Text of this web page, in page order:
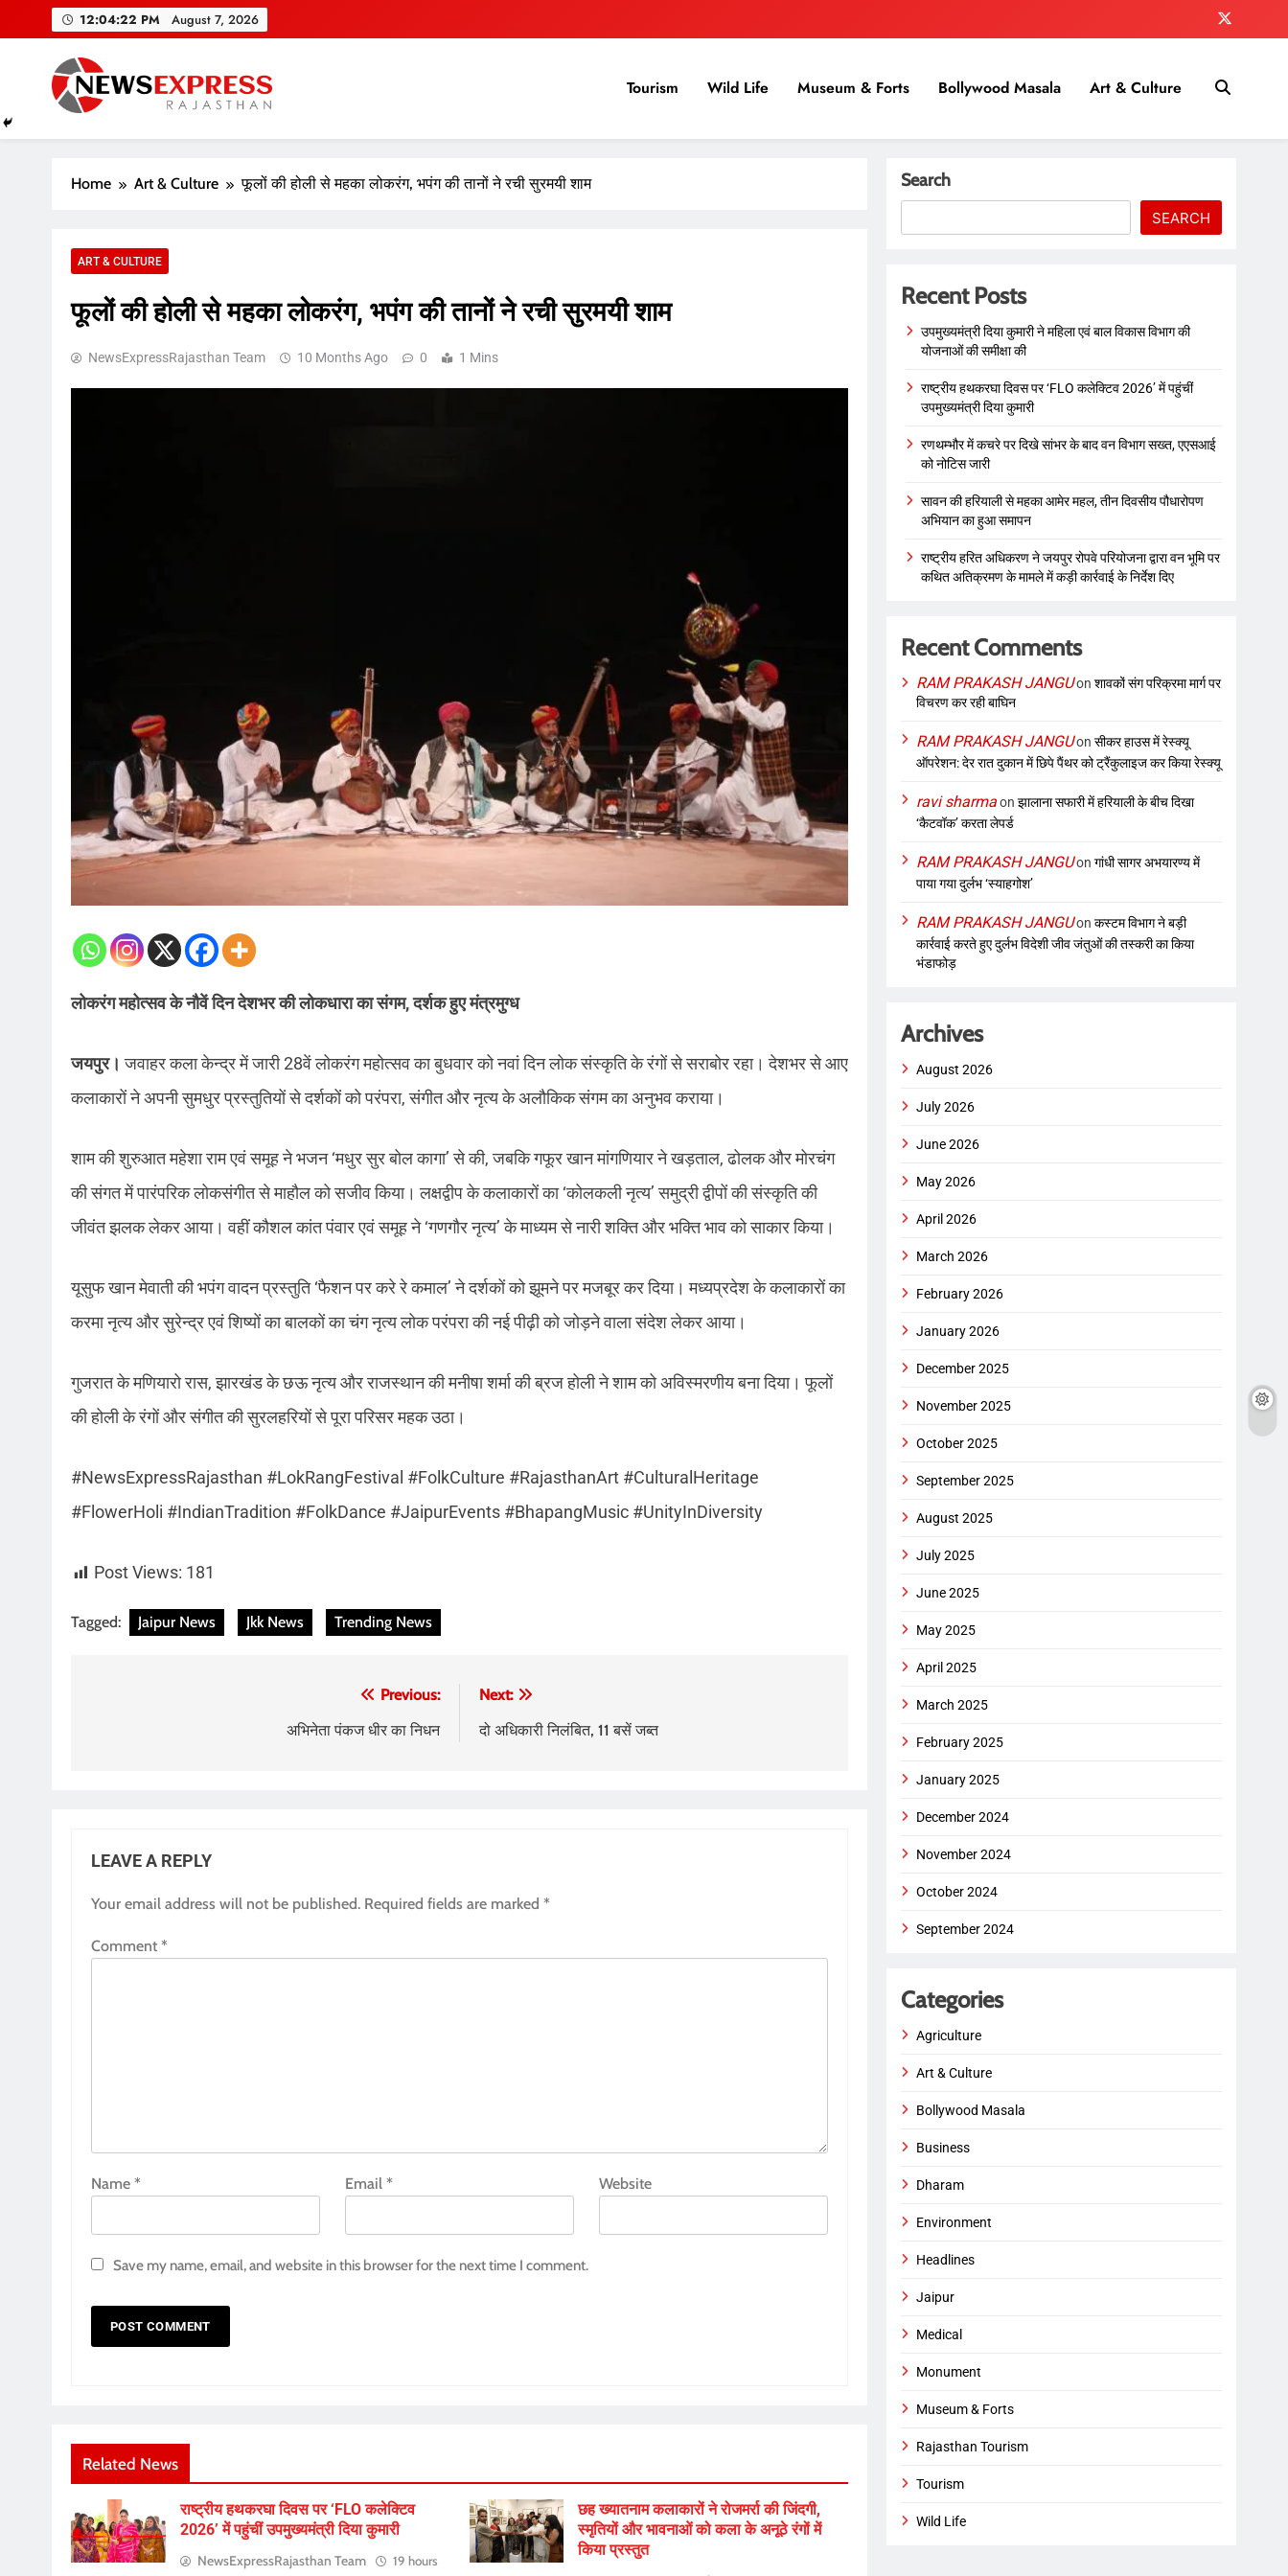
12:04:23 PM August 7, 2026
Tourism Wild Life Museum & Forts Bollywood Masala Art & Culture
Home Art & Culture फूलों की होली से महका लोकरंग, भपंग की तानों ने रची सुरमयी शाम
ART & CULTURE
फूलों की होली से महका लोकरंग, भपंग की तानों ने रची सुरमयी शाम
NewsExpressRajasthan Team 10 Months Ago 0 1 Mins
लोकरंग महोत्सव के नौवें दिन देशभर की लोकधारा का संगम, दर्शक हुए मंत्रमुग्ध
जयपुर। जवाहर कला केन्द्र में जारी 28वें लोकरंग महोत्सव का बुधवार को नवां दिन लोक संस्कृति के रंगों से सराबोर रहा। देशभर से आए
कलाकारों ने अपनी सुमधुर प्रस्तुतियों से दर्शकों को परंपरा, संगीत और नृत्य के अलौकिक संगम का अनुभव कराया।
शाम की शुरुआत महेशा राम एवं समूह ने भजन ‘मधुर सुर बोल कागा’ से की, जबकि गफूर खान मांगणियार ने खड़ताल, ढोलक और मोरचंग
की संगत में पारंपरिक लोकसंगीत से माहौल को सजीव किया। लक्षद्वीप के कलाकारों का ‘कोलकली नृत्य’ समुद्री द्वीपों की संस्कृति की
जीवंत झलक लेकर आया। वहीं कौशल कांत पंवार एवं समूह ने ‘गणगौर नृत्य’ के माध्यम से नारी शक्ति और भक्ति भाव को साकार किया।
यूसुफ खान मेवाती की भपंग वादन प्रस्तुति ‘फैशन पर करे रे कमाल’ ने दर्शकों को झूमने पर मजबूर कर दिया। मध्यप्रदेश के कलाकारों का
करमा नृत्य और सुरेन्द्र एवं शिष्यों का बालकों का चंग नृत्य लोक परंपरा की नई पीढ़ी को जोड़ने वाला संदेश लेकर आया।
गुजरात के मणियारो रास, झारखंड के छऊ नृत्य और राजस्थान की मनीषा शर्मा की ब्रज होली ने शाम को अविस्मरणीय बना दिया। फूलों
की होली के रंगों और संगीत की सुरलहरियों से पूरा परिसर महक उठा।
#NewsExpressRajasthan #LokRangFestival #FolkCulture #RajasthanArt #CulturalHeritage
#FlowerHoli #IndianTradition #FolkDance #JaipurEvents #BhapangMusic #UnityInDiversity
Post Views: 181
Tagged: Jaipur News Jkk News Trending News
Previous:
अभिनेता पंकज धीर का निधन
Next:
दो अधिकारी निलंबित, 11 बसें जब्त
LEAVE A REPLY
Your email address will not be published. Required fields are marked *
Comment *
Name * Email* Website
Save my name, email, and website in this browser for the next time I comment.
Related News
राष्ट्रीय हथकरघा दिवस पर ‘FLO कलेक्टिव
2026’ में पहुंचीं उपमुख्यमंत्री दिया कुमारी
NewsExpressRajasthan Team 19 hours
छह ख्यातनाम कलाकारों ने रोजमर्रा की जिंदगी,
स्मृतियों और भावनाओं को कला के अनूठे रंगों में
किया प्रस्तुत
Search
SEARCH
Recent Posts
उपमुख्यमंत्री दिया कुमारी ने महिला एवं बाल विकास विभाग की
योजनाओं की समीक्षा की
राष्ट्रीय हथकरघा दिवस पर ‘FLO कलेक्टिव 2026’ में पहुंचीं
उपमुख्यमंत्री दिया कुमारी
रणथम्भौर में कचरे पर दिखे सांभर के बाद वन विभाग सख्त, एएसआई
को नोटिस जारी
सावन की हरियाली से महका आमेर महल, तीन दिवसीय पौधारोपण
अभियान का हुआ समापन
राष्ट्रीय हरित अधिकरण ने जयपुर रोपवे परियोजना द्वारा वन भूमि पर
कथित अतिक्रमण के मामले में कड़ी कार्रवाई के निर्देश दिए
Recent Comments
RAM PRAKASH JANGUonशावकों संग परिक्रमा मार्ग पर
विचरण कर रही बाघिन
RAM PRAKASH JANGUonसीकर हाउस में रेस्क्यू
ऑपरेशन: देर रात दुकान में छिपे पैंथर को ट्रैंकुलाइज कर किया रेस्क्यू
ravi sharmaonझालाना सफारी में हरियाली के बीच दिखा
‘कैटवॉक’ करता लेपर्ड
RAM PRAKASH JANGUonगांधी सागर अभयारण्य में
पाया गया दुर्लभ ‘स्याहगोश’
RAM PRAKASH JANGUonकस्टम विभाग ने बड़ी
कार्रवाई करते हुए दुर्लभ विदेशी जीव जंतुओं की तस्करी का किया
भंडाफोड़
Archives
August 2026
July 2026
June 2026
May 2026
April 2026
March 2026
February 2026
January 2026
December 2025
November 2025
October 2025
September 2025
August 2025
July 2025
June 2025
May 2025
April 2025
March 2025
February 2025
January 2025
December 2024
November 2024
October 2024
September 2024
Categories
Agriculture
Art & Culture
Bollywood Masala
Business
Dharam
Environment
Headlines
Jaipur
Medical
Monument
Museum & Forts
Rajasthan Tourism
Tourism
Wild Life